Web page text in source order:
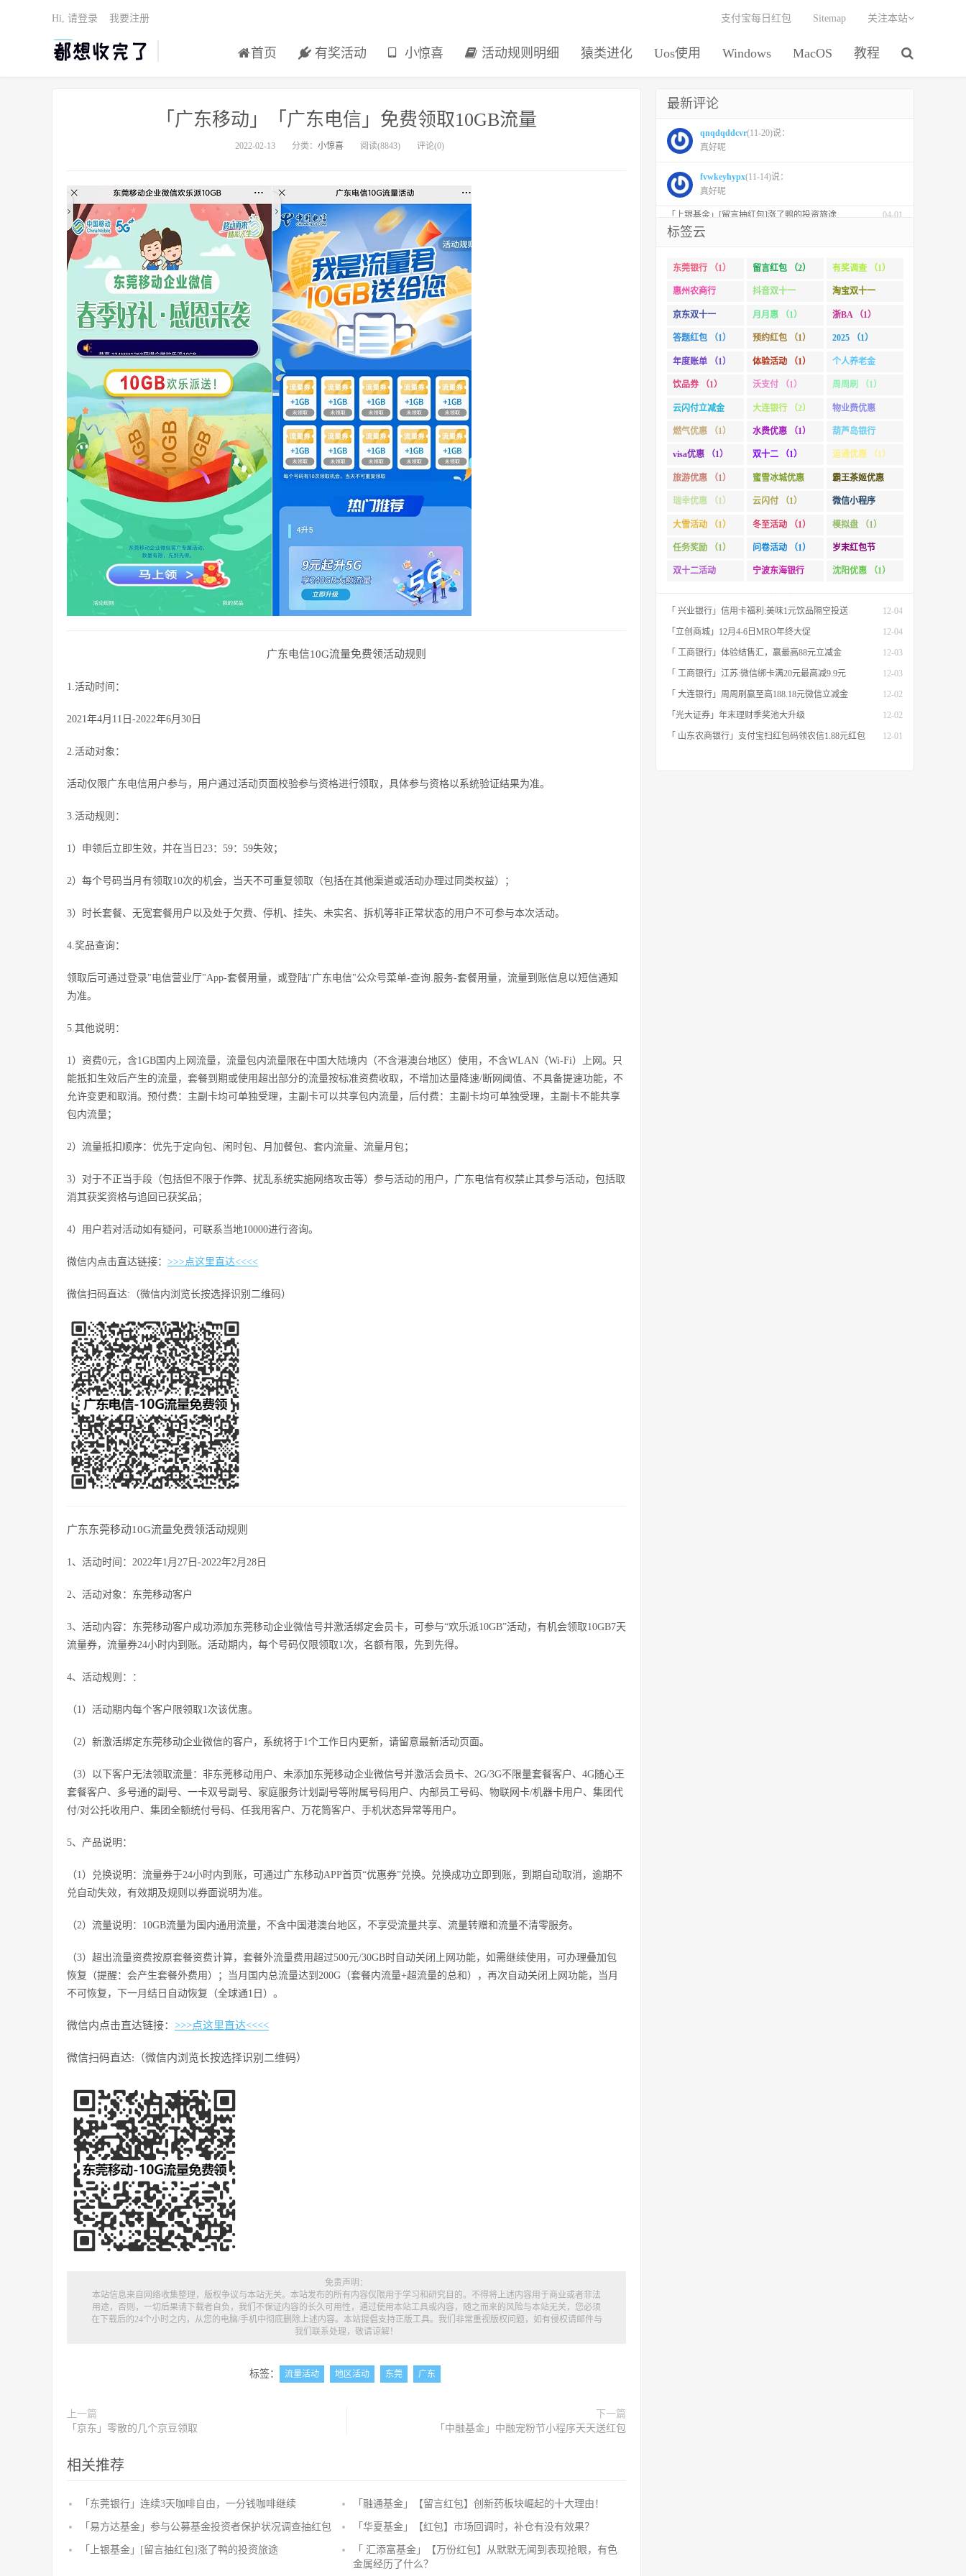
首页 有奖活动 小惊喜 活动规则明细 猿类进化 Uos使用 Windows MacOS 教程
支付宝每日红包 Sitemap 关注本站
Hi, 请登录 我要注册
「广东移动」「广东电信」免费领取10GB流量
2022-02-13 分类： 小惊喜 阅读(8843) 评论(0)
广东电信10G流量免费领活动规则
1.活动时间：
2021年4月11日-2022年6月30日
2.活动对象：
活动仅限广东电信用户参与，用户通过活动页面校验参与资格进行领取，具体参与资格以系统验证结果为准。
3.活动规则：
1）申领后立即生效，并在当日23：59：59失效；
2）每个号码当月有领取10次的机会，当天不可重复领取（包括在其他渠道或活动办理过同类权益）；
3）时长套餐、无宽套餐用户以及处于欠费、停机、挂失、未实名、拆机等非正常状态的用户不可参与本次活动。
4.奖品查询：
领取后可通过登录"电信营业厅"App-套餐用量，或登陆"广东电信"公众号菜单-查询.服务-套餐用量，流量到账信息以短信通知
为准。
5.其他说明：
1）资费0元，含1GB国内上网流量，流量包内流量限在中国大陆境内（不含港澳台地区）使用，不含WLAN（Wi-Fi）上网。只
能抵扣生效后产生的流量，套餐到期或使用超出部分的流量按标准资费收取，不增加达量降速/断网阈值、不具备提速功能，不
允许变更和取消。预付费：主副卡均可单独受理，主副卡可以共享包内流量，后付费：主副卡均可单独受理，主副卡不能共享
包内流量；
2）流量抵扣顺序：优先于定向包、闲时包、月加餐包、套内流量、流量月包；
3）对于不正当手段（包括但不限于作弊、扰乱系统实施网络攻击等）参与活动的用户，广东电信有权禁止其参与活动，包括取
消其获奖资格与追回已获奖品；
4）用户若对活动如有疑问，可联系当地10000进行咨询。
微信内点击直达链接： >>>点这里直达<<<<
微信扫码直达:（微信内浏览长按选择识别二维码）
广东东莞移动10G流量免费领活动规则
1、活动时间：2022年1月27日-2022年2月28日
2、活动对象：东莞移动客户
3、活动内容：东莞移动客户成功添加东莞移动企业微信号并激活绑定会员卡，可参与“欢乐派10GB”活动，有机会领取10GB7天
流量券，流量券24小时内到账。活动期内，每个号码仅限领取1次，名额有限，先到先得。
4、活动规则：：
（1）活动期内每个客户限领取1次该优惠。
（2）新激活绑定东莞移动企业微信的客户，系统将于1个工作日内更新，请留意最新活动页面。
（3）以下客户无法领取流量：非东莞移动用户、未添加东莞移动企业微信号并激活会员卡、2G/3G不限量套餐客户、4G随心王
套餐客户、多号通的副号、一卡双号副号、家庭服务计划副号等附属号码用户、内部员工号码、物联网卡/机器卡用户、集团代
付/对公托收用户、集团全额统付号码、任我用客户、万花筒客户、手机状态异常等用户。
5、产品说明：
（1）兑换说明：流量券于24小时内到账，可通过广东移动APP首页“优惠券”兑换。兑换成功立即到账，到期自动取消，逾期不
兑自动失效，有效期及规则以券面说明为准。
（2）流量说明：10GB流量为国内通用流量，不含中国港澳台地区，不享受流量共享、流量转赠和流量不清零服务。
（3）超出流量资费按原套餐资费计算，套餐外流量费用超过500元/30GB时自动关闭上网功能，如需继续使用，可办理叠加包
恢复（提醒：会产生套餐外费用）；当月国内总流量达到200G（套餐内流量+超流量的总和），再次自动关闭上网功能，当月
不可恢复，下一月结日自动恢复（全球通1日）。
微信内点击直达链接： >>>点这里直达<<<<
微信扫码直达:（微信内浏览长按选择识别二维码）
免责声明：
本站信息来自网络收集整理，版权争议与本站无关。本站发布的所有内容仅限用于学习和研究目的。不得将上述内容用于商业或者非法
用途，否则，一切后果请下载者自负，我们不保证内容的长久可用性，通过使用本站工具或内容，随之而来的风险与本站无关，您必须
在下载后的24个小时之内，从您的电脑/手机中彻底删除上述内容。本站提倡支持正版工具。我们非常重视版权问题，如有侵权请邮件与
我们联系处理，敬请谅解！
标签： 流量活动 地区活动 东莞 广东
上一篇
「京东」零散的几个京豆领取
下一篇
「中融基金」中融宠粉节小程序天天送红包
相关推荐
「东莞银行」连续3天咖啡自由，一分钱咖啡继续 「融通基金」【留言红包】创新药板块崛起的十大理由！
「易方达基金」参与公募基金投资者保护状况调查抽红包 「华夏基金」【红包】市场回调时，补仓有没有效果？
「上银基金」[留言抽红包]​涨了鸭的投资旅途
「 汇添富基金」【万份红包】从默默无闻到表现抢眼，有色
金属经历了什么？
最新文章
「东莞银行」连续3天咖啡自由，一分钱咖啡继续
「融通基金」【留言红包】创新药板块崛起的十大理由！
「易方达基金」参与公募基金投资者保护状况调查抽红包
「华夏基金」【红包】市场回调时，补仓有没有效果？
04-01
「上银基金」[留言抽红包]​涨了鸭的投资旅途
「 汇添富基金」【万份红包】从默默无闻到表现抢眼，有色金属经历了什么？
「杭州银行」信用卡 月月惠生活 消费达标莹华为PuraX MateBook14等好礼
「杭州银行」社保卡(市民卡)专属福利
「徽商银行」1分乘公交,徽商银行乘车码，承包你的秋日趣味出行[限合肥]
「杭州银行」信用卡 双十一省钱攻略 更有国补专场
「惠州农商行」境外消费满500元立减18元
「 广发基金」查看2024年度投资账单 最高抽88.88元红包
「 工商银行」认证家庭财富,赢5元微信立减金
「 宁波东海银行」双十二秒杀:美食低至1.99元
「 汇添富基金」【万份红包】今日结募！A股龙头，尽入此基矣
12-06
「 沃支付」大雪岁寒 抽最高888元京东E卡
12-04
「 兴业银行」信用卡福利:美味1元饮品隔空投送
12-04
「立创商城」12月4-6日MRO年终大促
12-03
「 工商银行」体验结售汇，赢最高88元立减金
12-03
「 工商银行」江苏:微信绑卡满20元最高减9.9元
12-02
「 大连银行」周周刷赢至高188.18元微信立减金
12-02
「光大证券」年末理财季奖池大升级
12-01
「 山东农商银行」支付宝扫红包码领农信1.88元红包
最新评论
qnqdqddcvr(11-20)说：
真好呢
fvwkeyhypx(11-14)说：
真好呢
标签云
东莞银行 （1） 留言红包 （2） 有奖调查 （1）
惠州农商行
（1）
抖音双十一
（1）
淘宝双十一
（2）
京东双十一
（1）
月月惠 （1） 浙BA （1）
答题红包 （1） 预约红包 （1） 2025 （1）
年度账单 （1） 体验活动 （1） 个人养老金
（1）
饮品券 （1） 沃支付 （1） 周周刷 （1）
云闪付立减金
（1）
大连银行 （2） 物业费优惠
（1）
燃气优惠 （1） 水费优惠 （1） 葫芦岛银行
（1）
visa优惠 （1） 双十二 （1） 运通优惠 （1）
旅游优惠 （1） 蜜雪冰城优惠
（1）
霸王茶姬优惠
（1）
瑞幸优惠 （1） 云闪付 （1） 微信小程序
（1）
大雪活动 （1） 冬至活动 （1） 模拟盘 （1）
任务奖励 （1） 问卷活动 （1） 岁末红包节
（1）
双十二活动 宁波东海银行 沈阳优惠 （1）